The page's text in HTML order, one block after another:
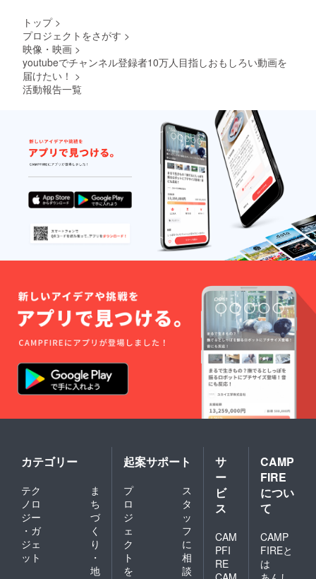
す。 ※
直接
ではな
いので
ご安心
くださ
い。
トップ >
プロジェクトをさがす >
映像・映画 >
youtubeでチャンネル登録者10万人目指しおもしろい動画を
届けたい！ >
活動報告一覧
カテゴリー
テク
ノロ
ジー
・ガ
ジェ
ット
ま
ち
づ
く
り
・
地
起案サポート
プ
ロ
ジ
ェ
ク
ト
を
ス
タ
ッ
フ
に
相
談
サ
ー
ビ
ス
CAM
PFI
RE
CAMP
FIRE
につい
て
CAMP
FIREと
は